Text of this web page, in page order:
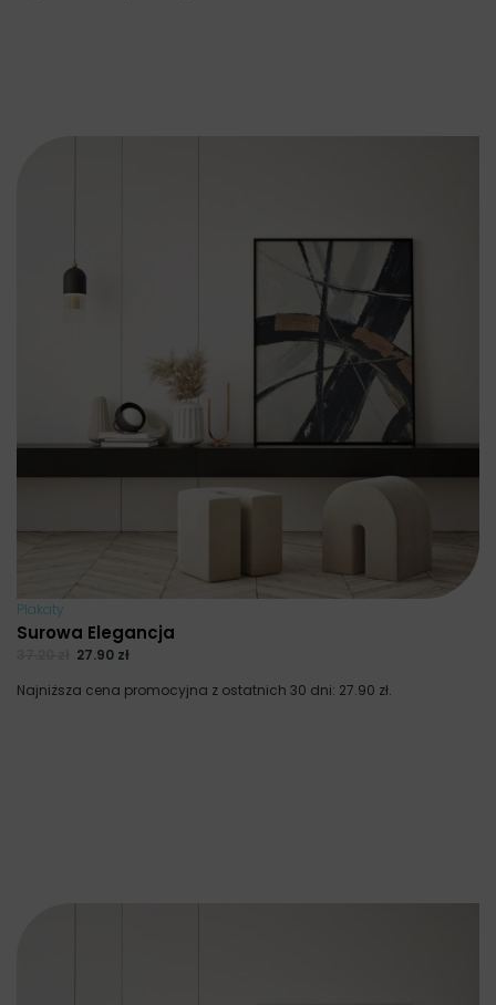
Plakaty
Surowa Elegancja
27.90 zł
Najniższa cena promocyjna z ostatnich 30 dni: 27.90 zł.